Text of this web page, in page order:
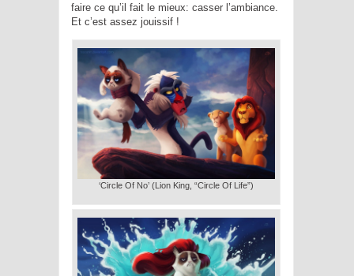
faire ce qu’il fait le mieux: casser l’ambiance.
Et c’est assez jouissif !
‘Circle Of No’ (Lion King, “Circle Of Life”)